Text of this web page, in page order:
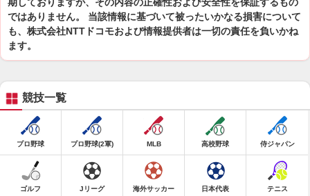
ではありません。 当該情報に基づいて被ったいかなる損害について
も、株式会社NTTドコモおよび情報提供者は一切の責任を負いかね
ます。
競技一覧
プロ野球 プロ野球(2軍) MLB 高校野球 侍ジャパン
ゴルフ Jリーグ 海外サッカー 日本代表 テニス